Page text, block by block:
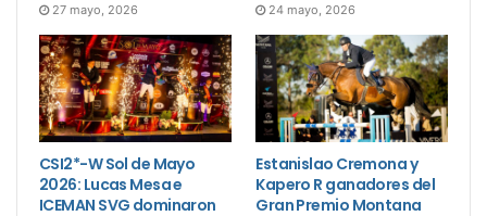
27 mayo, 2026 24 mayo, 2026
CSI2*-W Sol de Mayo
2026: Lucas Mesa e
ICEMAN SVG dominaron
Estanislao Cremona y
Kapero R ganadores del
Gran Premio Montana